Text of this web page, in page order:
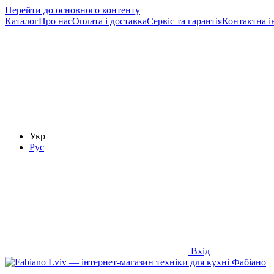
Перейти до основного контенту
КаталогПро насОплата і доставкаСервіс та гарантіяКонтактна
Укр
Рус
Вхід